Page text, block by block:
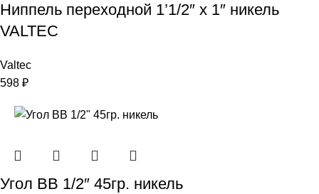
Ниппель переходной 1’1/2″ х 1″ никель
VALTEC
Valtec
598 ₽
Угол ВВ 1/2″ 45гр. никель